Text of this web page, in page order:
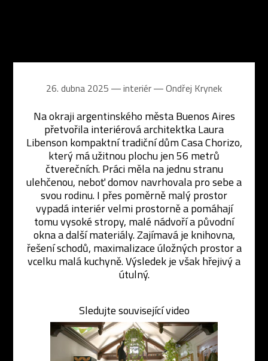
26. dubna 2025 ― interiér ―Ondřej Krynek
Na okraji argentinského města Buenos Aires
přetvořila interiérová architektka Laura
Libenson kompaktní tradiční dům Casa Chorizo,
který má užitnou plochu jen 56 metrů
čtverečních. Práci měla na jednu stranu
ulehčenou, neboť domov navrhovala pro sebe a
svou rodinu. I přes poměrně malý prostor
vypadá interiér velmi prostorně a pomáhají
tomu vysoké stropy, malé nádvoří a původní
okna a další materiály. Zajímavá je knihovna,
řešení schodů, maximalizace úložných prostor a
vcelku malá kuchyně. Výsledek je však hřejivý a
útulný.
Sledujte související video